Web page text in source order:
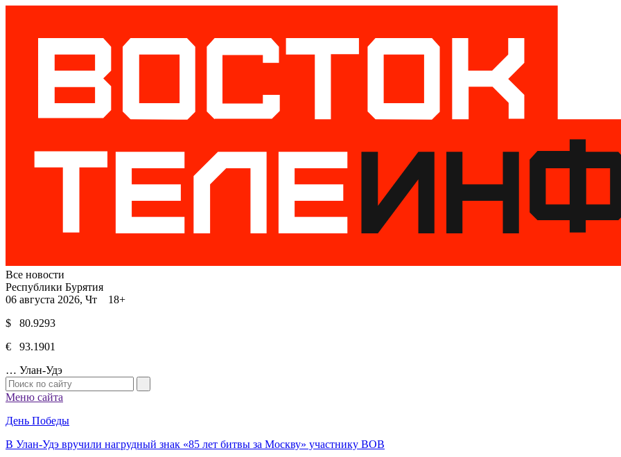
Все новости
Республики Бурятия
06 августа 2026, Чт 18+
$ 80.9293
€ 93.1901
… Улан-Удэ
Меню сайта
День Победы
В Улан-Удэ вручили нагрудный знак «85 лет битвы за Москву» участнику ВОВ